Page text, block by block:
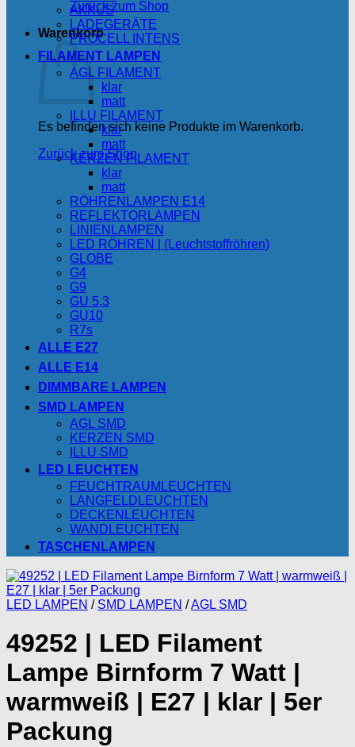
Zurück zum Shop
Warenkorb
Es befinden sich keine Produkte im Warenkorb.
Zurück zum Shop
AKKUS
LADEGERÄTE
PROCELL INTENS
FILAMENT LAMPEN
AGL FILAMENT
klar
matt
ILLU FILAMENT
klar
matt
KERZEN FILAMENT
klar
matt
RÖHRENLAMPEN E14
REFLEKTORLAMPEN
LINIENLAMPEN
LED RÖHREN | (Leuchtstoffröhren)
GLOBE
G4
G9
GU 5,3
GU10
R7s
ALLE E27
ALLE E14
DIMMBARE LAMPEN
SMD LAMPEN
AGL SMD
KERZEN SMD
ILLU SMD
LED LEUCHTEN
FEUCHTRAUMLEUCHTEN
LANGFELDLEUCHTEN
DECKENLEUCHTEN
WANDLEUCHTEN
TASCHENLAMPEN
LED LAMPEN / SMD LAMPEN /AGL SMD
49252 | LED Filament
Lampe Birnform 7 Watt |
warmweiß | E27 | klar | 5er
Packung